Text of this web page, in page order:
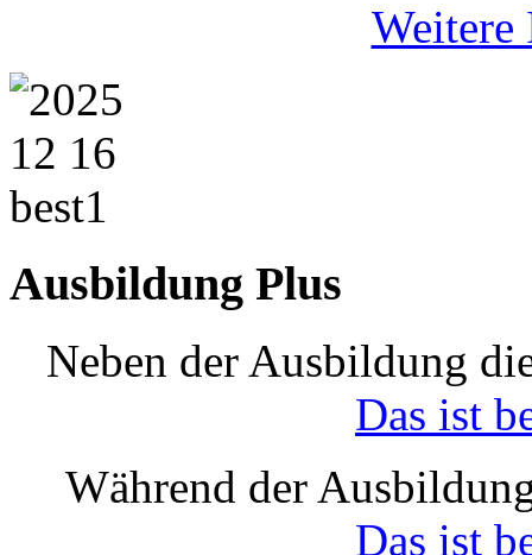
Weitere
Ausbildung Plus
Neben der Ausbildung
Das ist
Während der
Das ist